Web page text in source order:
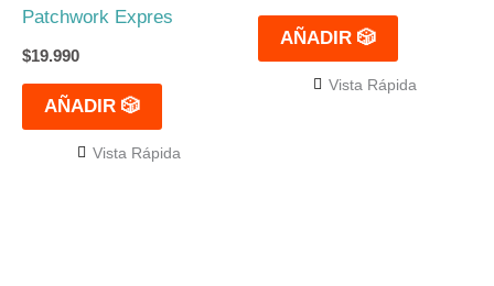
Patchwork Expres
$19.990
AÑADIR 🎲
Vista Rápida
AÑADIR 🎲
Vista Rápida